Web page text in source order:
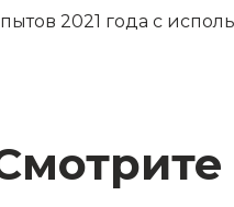
2021 года с